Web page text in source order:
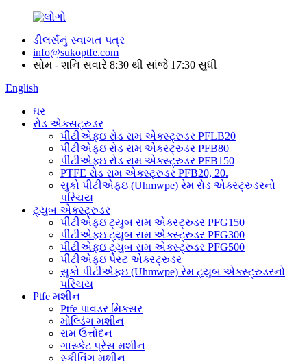
ડીલર્સનું સ્વાગત પત્ર
info@sukoptfe.com
સોમ - શનિ સવારે 8:30 થી સાંજે 17:30 સુધી
English
ઘર
રોડ એક્સટ્રુડર
પીટીએફઇ રોડ રામ એક્સ્ટ્રુડર PFLB20
પીટીએફઇ રોડ રામ એક્સ્ટ્રુડર PFB80
પીટીએફઇ રોડ રામ એક્સ્ટ્રુડર PFB150
PTFE રોડ રામ એક્સ્ટ્રુડર PFB20, 20.
સુકો પીટીએફઇ (Uhmwpe) રેમ રોડ એક્સ્ટ્રુડરનો
પરિચય
ટ્યુબ એક્સ્ટ્રુડર
પીટીએફઇ ટ્યુબ રામ એક્સ્ટ્રુડર PFG150
પીટીએફઇ ટ્યુબ રામ એક્સ્ટ્રુડર PFG300
પીટીએફઇ ટ્યુબ રામ એક્સ્ટ્રુડર PFG500
પીટીએફઇ પેસ્ટ એક્સ્ટ્રુડર
સુકો પીટીએફઇ (Uhmwpe) રેમ ટ્યુબ એક્સ્ટ્રુડરનો
પરિચય
Ptfe મશીન
Ptfe પાવડર મિક્સર
મોલ્ડિંગ મશીન
રામ ઉત્તોદન
ગાસ્કેટ પ્રેસ મશીન
સ્કીવિંગ મશીન